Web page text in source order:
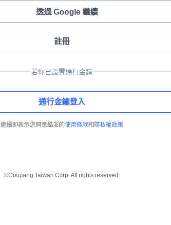
透過 Google 繼續
註冊
若你已設置通行金鑰
通行金鑰登入
繼續即表示您同意酷澎的使用條款和 隱私權政策
©Coupang Taiwan Corp. All rights reserved.